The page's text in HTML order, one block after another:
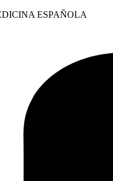
ESPAÑOLA